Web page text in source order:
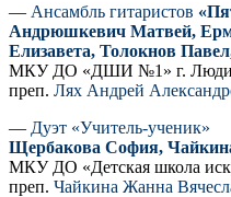
— Ансамбль гитаристов
Андрюшкевич Матвей,
Елизавета, Толокнов
МКУ ДО «ДШИ №1» г.
преп. Лях Андрей
— Дуэт «Учитель-ученик»
Щербакова София, Ч
МКУ ДО «Детская школа
преп. Чайкина Жанна